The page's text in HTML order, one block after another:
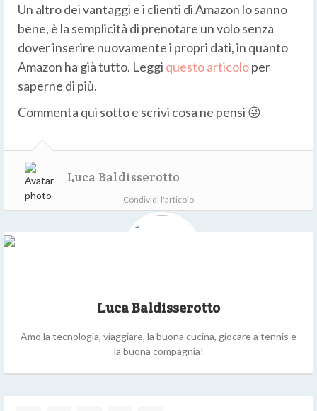
Un altro dei vantaggi e i clienti di Amazon lo sanno
bene, è la semplicità di prenotare un volo senza
dover inserire nuovamente i propri dati, in quanto
Amazon ha già tutto. Leggi questo articoloper
saperne di più.
Commenta qui sotto e scrivi cosa ne pensi 😜
Luca Baldisserotto
Condividi l'articolo
Luca Baldisserotto
Amo la tecnologia, viaggiare, la buona cucina, giocare a tennis e
la buona compagnia!